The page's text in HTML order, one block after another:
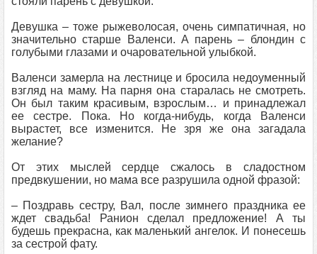
Девушка – тоже рыжеволосая, очень симпатичная, но
значительно старше Валенси. А парень – блондин с
голубыми глазами и очаровательной улыбкой.
Валенси замерла на лестнице и бросила недоуменный
взгляд на маму. На парня она старалась не смотреть.
Он был таким красивым, взрослым… и принадлежал
ее сестре. Пока. Но когда-нибудь, когда Валенси
вырастет, все изменится. Не зря же она загадала
желание?
От этих мыслей сердце сжалось в сладостном
предвкушении, но мама все разрушила одной фразой:
– Поздравь сестру, Вал, после зимнего праздника ее
ждет свадьба! Ранион сделал предложение! А ты
будешь прекрасна, как маленький ангелок. И понесешь
за сестрой фату.